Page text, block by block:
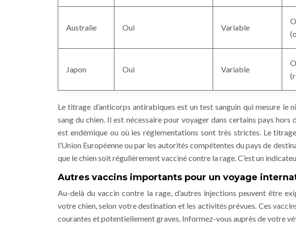
Australie Oui Variable
Japon Oui Variable
Le titrage d’anticorps antirabiques est un test sanguin qui mesure le
sang du chien. Il est nécessaire pour voyager dans certains pays hors
est endémique ou où les réglementations sont très strictes. Le
l’Union Européenne ou par les autorités compétentes du pays de
que le chien soit régulièrement vacciné contre la rage. C’est un
Autres vaccins importants pour un voyage
Au-delà du vaccin contre la rage, d’autres injections peuvent être
votre chien, selon votre destination et les activités prévues. Ces
courantes et potentiellement graves. Informez-vous auprès de votre